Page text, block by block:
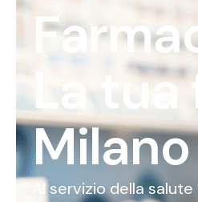
Farma
L
ua
Milano
Al servizio della